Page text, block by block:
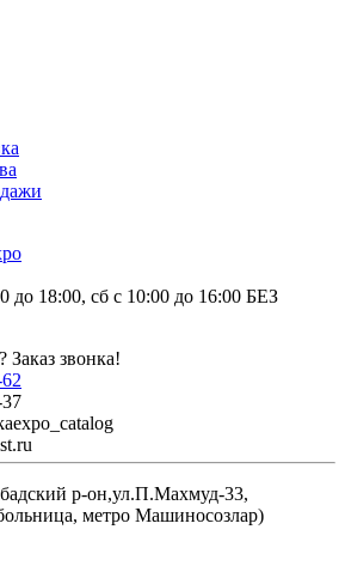
18:00, сб с 10:00 до 16:00 БЕЗ
Заказ звонка!
р-он,ул.П.Махмуд-33,
метро Машиносозлар)